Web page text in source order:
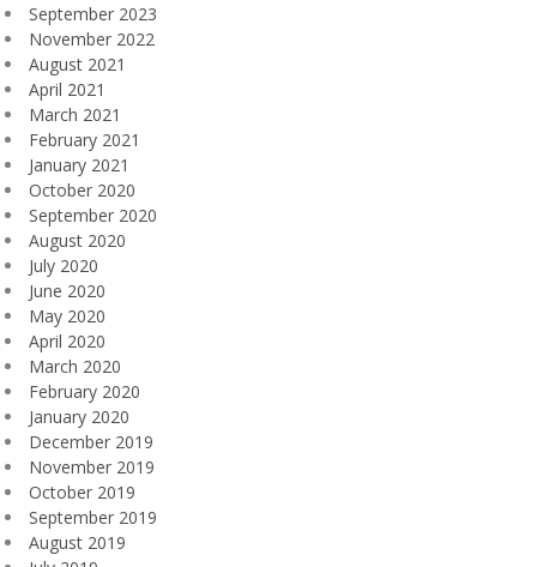
September 2023
November 2022
August 2021
April 2021
March 2021
February 2021
January 2021
October 2020
September 2020
August 2020
July 2020
June 2020
May 2020
April 2020
March 2020
February 2020
January 2020
December 2019
November 2019
October 2019
September 2019
August 2019